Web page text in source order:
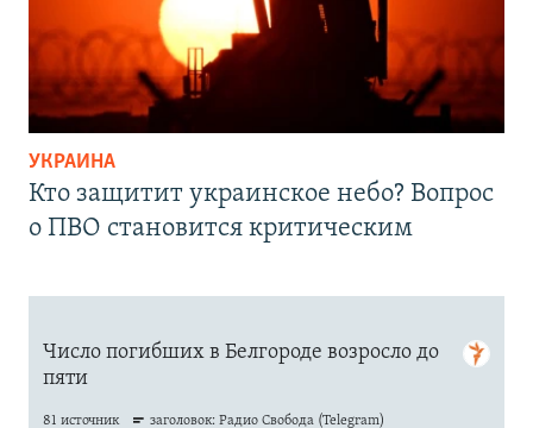
УКРАИНА
Кто защитит украинское небо? Вопрос
о ПВО становится критическим